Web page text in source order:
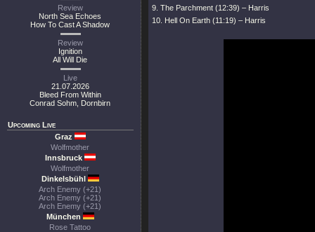
Review
North Sea Echoes
How To Cast A Shadow
Review
Ignition
All Will Die
Live
21.07.2026
Bleed From Within
Conrad Sohm, Dornbirn
Upcoming Live
Graz
Wolfmother
Innsbruck
Wolfmother
Dinkelsbühl
Arch Enemy (+21)
Arch Enemy (+21)
Arch Enemy (+21)
München
Rose Tattoo
9. The Parchment (12:39) – Harris
10. Hell On Earth (11:19) – Harris